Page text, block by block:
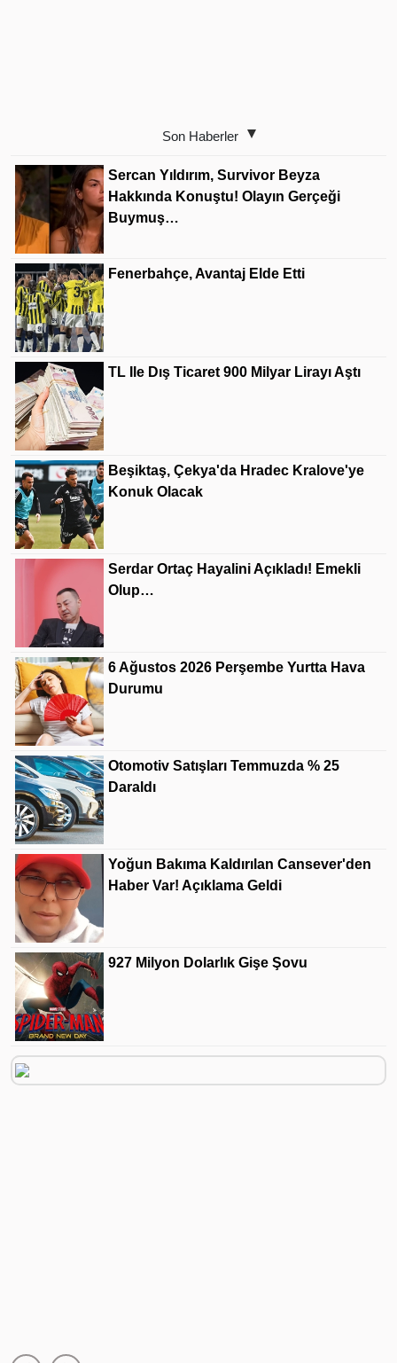
Son Haberler
Sercan Yıldırım, Survivor Beyza
Hakkında Konuştu! Olayın Gerçeği
Buymuş…
Fenerbahçe, Avantaj Elde Etti
TL Ile Dış Ticaret 900 Milyar Lirayı Aştı
Beşiktaş, Çekya'da Hradec Kralove'ye
Konuk Olacak
Serdar Ortaç Hayalini Açıkladı! Emekli
Olup…
6 Ağustos 2026 Perşembe Yurtta Hava
Durumu
Otomotiv Satışları Temmuzda % 25
Daraldı
Yoğun Bakıma Kaldırılan Cansever'den
Haber Var! Açıklama Geldi
927 Milyon Dolarlık Gişe Şovu